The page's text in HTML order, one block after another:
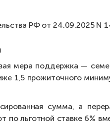
РФ от 24.09.2025 N
мера поддержка —
1,5 прожиточного
сумма, а
по льготной ставке 6%